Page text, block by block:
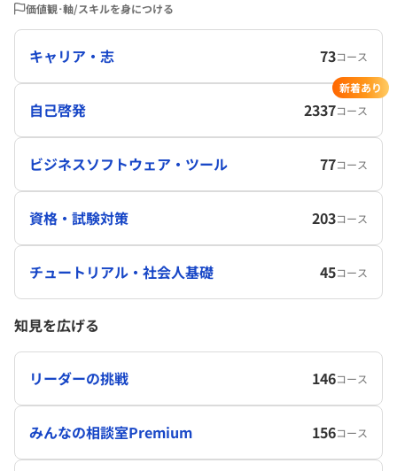
価値観･軸/スキルを身につける
キャリア・志 73コース
自己啓発 2337コース
新着あり
ビジネスソフトウェア・ツール 77コース
資格・試験対策 203コース
チュートリアル・社会人基礎 45コース
知見を広げる
リーダーの挑戦 146コース
みんなの相談室Premium 156コース